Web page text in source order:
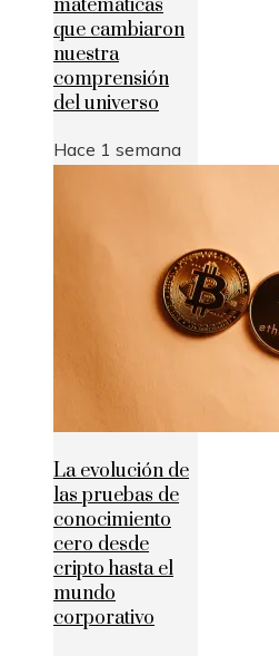
matemáticas
que cambiaron
nuestra
comprensión
del universo
Hace 1 semana
La evolución de
las pruebas de
conocimiento
cero desde
cripto hasta el
mundo
corporativo